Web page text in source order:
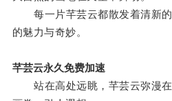
每一片芊芸云都散发着清新的
的魅力与奇妙。
芊芸云永久免费加速
站在高处远眺，芊芸云弥漫在